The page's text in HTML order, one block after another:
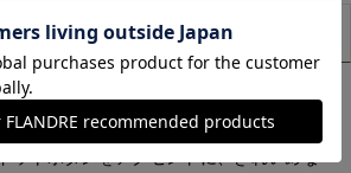
サイズ詳細 購入レビュー
よい抜け感のあるサイジングが魅力のニ